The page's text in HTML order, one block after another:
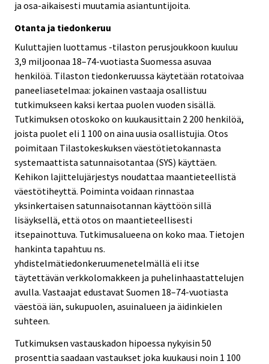
ja osa-aikaisesti muutamia asiantuntijoita.
Otanta ja tiedonkeruu
Kuluttajien luottamus -tilaston perusjoukkoon kuuluu
3,9 miljoonaa 18–74-vuotiasta Suomessa asuvaa
henkilöä. Tilaston tiedonkeruussa käytetään rotatoivaa
paneeliasetelmaa: jokainen vastaaja osallistuu
tutkimukseen kaksi kertaa puolen vuoden sisällä.
Tutkimuksen otoskoko on kuukausittain 2 200 henkilöä,
joista puolet eli 1 100 on aina uusia osallistujia. Otos
poimitaan Tilastokeskuksen väestötietokannasta
systemaattista satunnaisotantaa (SYS) käyttäen.
Kehikon lajittelujärjestys noudattaa maantieteellistä
väestötiheyttä. Poiminta voidaan rinnastaa
yksinkertaisen satunnaisotannan käyttöön sillä
lisäyksellä, että otos on maantieteellisesti
itsepainottuva. Tutkimusalueena on koko maa. Tietojen
hankinta tapahtuu ns.
yhdistelmätiedonkeruumenetelmällä eli itse
täytettävän verkkolomakkeen ja puhelinhaastattelujen
avulla. Vastaajat edustavat Suomen 18–74-vuotiasta
väestöä iän, sukupuolen, asuinalueen ja äidinkielen
suhteen.
Tutkimuksen vastauskadon hipoessa nykyisin 50
prosenttia saadaan vastaukset joka kuukausi noin 1 100